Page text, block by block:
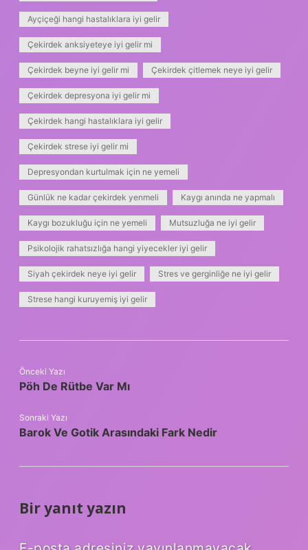
Ayçiçeği hangi hastalıklara iyi gelir
Çekirdek anksiyeteye iyi gelir mi
Çekirdek beyne iyi gelir mi Çekirdek çitlemek neye iyi gelir
Çekirdek depresyona iyi gelir mi
Çekirdek hangi hastalıklara iyi gelir
Çekirdek strese iyi gelir mi
Depresyondan kurtulmak için ne yemeli
Günlük ne kadar çekirdek yenmeli Kaygı anında ne yapmalı
Kaygı bozukluğu için ne yemeli Mutsuzluğa ne iyi gelir
Psikolojik rahatsızlığa hangi yiyecekler iyi gelir
Siyah çekirdek neye iyi gelir Stres ve gerginliğe ne iyi gelir
Strese hangi kuruyemiş iyi gelir
Önceki Yazı
Pöh De Rütbe Var Mı
Sonraki Yazı
Barok Ve Gotik Arasındaki Fark Nedir
Bir yanıt yazın